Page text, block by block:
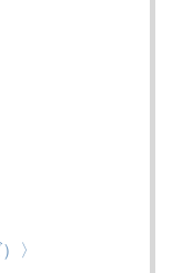
〉